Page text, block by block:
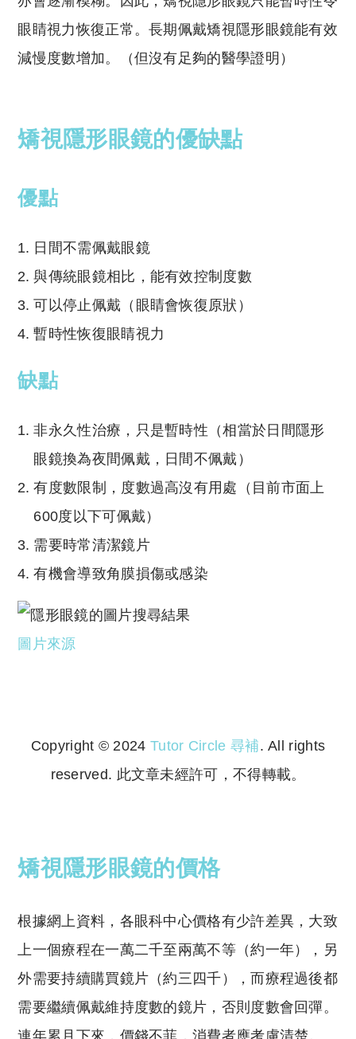
眼睛視力恢復正常。長期佩戴矯視隱形眼鏡能有效
減慢度數增加。（但沒有足夠的醫學證明）
矯視隱形眼鏡的優缺點
優點
日間不需佩戴眼鏡
與傳統眼鏡相比，能有效控制度數
可以停止佩戴（眼睛會恢復原狀）
暫時性恢復眼睛視力
缺點
非永久性治療，只是暫時性（相當於日間隱形
眼鏡換為夜間佩戴，日間不佩戴）
有度數限制，度數過高沒有用處（目前市面上
600度以下可佩戴）
需要時常清潔鏡片
有機會導致角膜損傷或感染
圖片來源
Copyright © 2024 Tutor Circle 尋補. All rights
reserved. 此文章未經許可，不得轉載。
矯視隱形眼鏡的價格
根據網上資料，各眼科中心價格有少許差異，大致
上一個療程在一萬二千至兩萬不等（約一年），另
外需要持續購買鏡片（約三四千），而療程過後都
需要繼續佩戴維持度數的鏡片，否則度數會回彈。
連年累月下來，價錢不菲，消費者應考慮清楚。